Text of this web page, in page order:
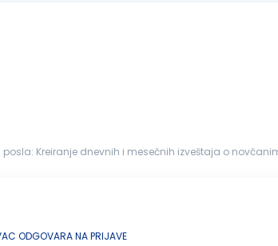
tokovima Saradnja sa knjigovodstvenom agencijom u vezi obračuna PDV-a
ODGOVARA NA PRIJAVE